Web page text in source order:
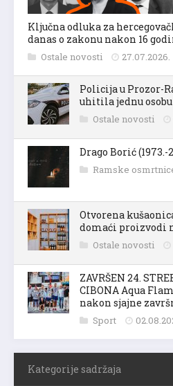
Ključna odluka za
danas o zakonu nakon 16
Ostale novosti 27.07.2026.
Policija u Prozor-
uhitila jednu osobu
Ostale novosti
Drago Borić (1973.-
Ramske
Otvorena
domaći proizvodi
Ostale novosti
ZAVRŠEN 24.
CIBONA Aqua
nakon sjajne
Sport
Kategorije sadržaja